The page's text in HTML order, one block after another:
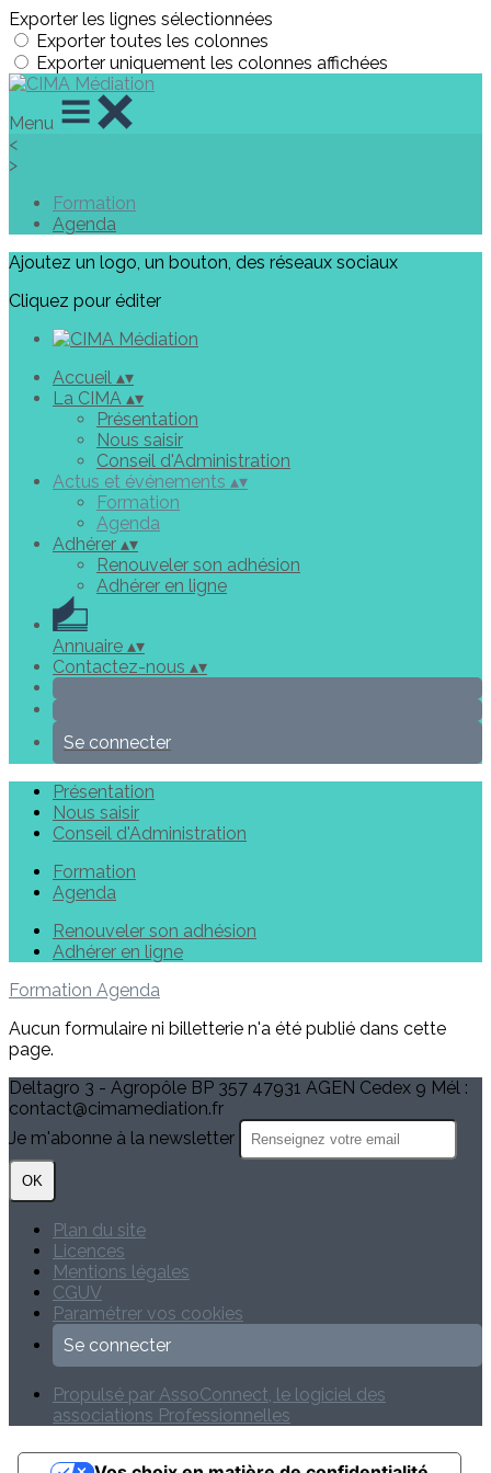
Exporter les lignes sélectionnées
Exporter toutes les colonnes
Exporter uniquement les colonnes affichées
Menu
<
>
Formation
Agenda
Ajoutez un logo, un bouton, des réseaux sociaux
Cliquez pour éditer
Accueil ▴▾
La CIMA ▴▾
Présentation
Nous saisir
Conseil d'Administration
Actus et événements ▴▾
Formation
Agenda
Adhérer ▴▾
Renouveler son adhésion
Adhérer en ligne
Annuaire ▴▾
Contactez-nous ▴▾
Se connecter
Présentation
Nous saisir
Conseil d'Administration
Formation
Agenda
Renouveler son adhésion
Adhérer en ligne
Formation Agenda
Aucun formulaire ni billetterie n'a été publié dans cette
page.
Deltagro 3 - Agropôle BP 357 47931 AGEN Cedex 9 Mél :
contact@cimamediation.fr
Je m'abonne à la newsletter
OK
Plan du site
Licences
Mentions légales
CGUV
Paramétrer vos cookies
Se connecter
Propulsé par AssoConnect, le logiciel des
associations Professionnelles